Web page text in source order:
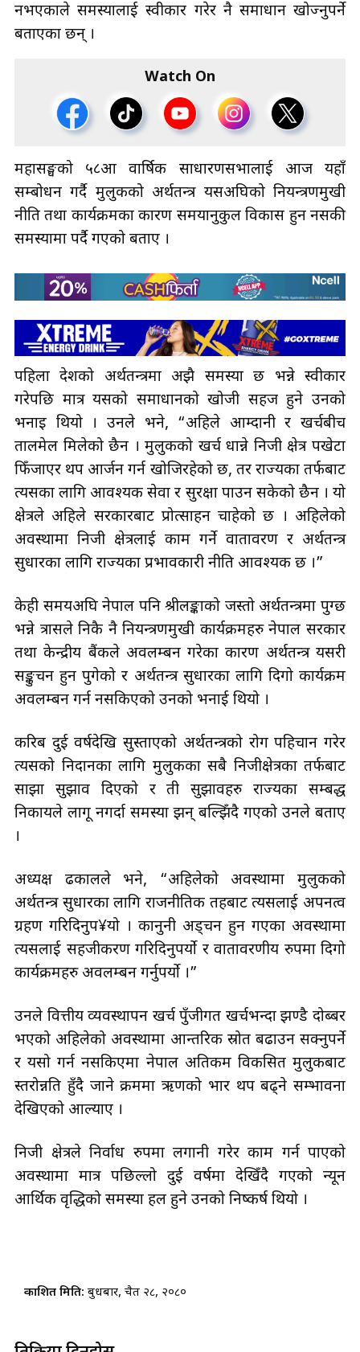
नभएकाले समस्यालाई स्वीकार गरेर नै समाधान खोज्नुपर्ने
बताएका छन् ।
Watch On
महासङ्घको ५८औँ वार्षिक साधारणसभालाई आज यहाँ
सम्बोधन गर्दै मुलुकको अर्थतन्त्र यसअघिको नियन्त्रणमुखी
नीति तथा कार्यक्रमका कारण समयानुकुल विकास हुन नसकी
समस्यामा पर्दै गएको बताए ।
पहिला देशको अर्थतन्त्रमा अझै समस्या छ भन्ने स्वीकार
गरेपछि मात्र यसको समाधानको खोजी सहज हुने उनको
भनाइ थियो । उनले भने, “अहिले आम्दानी र खर्चबीच
तालमेल मिलेको छैन । मुलुकको खर्च धान्ने निजी क्षेत्र पखेटा
फिँजाएर थप आर्जन गर्न खोजिरहेको छ, तर राज्यका तर्फबाट
त्यसका लागि आवश्यक सेवा र सुरक्षा पाउन सकेको छैन । यो
क्षेत्रले अहिले सरकारबाट प्रोत्साहन चाहेको छ । अहिलेको
अवस्थामा निजी क्षेत्रलाई काम गर्ने वातावरण र अर्थतन्त्र
सुधारका लागि राज्यका प्रभावकारी नीति आवश्यक छ ।”
केही समयअघि नेपाल पनि श्रीलङ्काको जस्तो अर्थतन्त्रमा पुग्छ
भन्ने त्रासले निकै नै नियन्त्रणमुखी कार्यक्रमहरु नेपाल सरकार
तथा केन्द्रीय बैंकले अवलम्बन गरेका कारण अर्थतन्त्र यसरी
सङ्कुचन हुन पुगेको र अर्थतन्त्र सुधारका लागि दिगो कार्यक्रम
अवलम्बन गर्न नसकिएको उनको भनाई थियो ।
करिब दुई वर्षदेखि सुस्ताएको अर्थतन्त्रको रोग पहिचान गरेर
त्यसको निदानका लागि मुलुकका सबै निजीक्षेत्रका तर्फबाट
साझा सुझाव दिएको र ती सुझावहरु राज्यका सम्बद्ध
निकायले लागू नगर्दा समस्या झन् बल्झिँदै गएको उनले बताए
।
अध्यक्ष ढकालले भने, “अहिलेको अवस्थामा मुलुकको
अर्थतन्त्र सुधारका लागि राजनीतिक तहबाट त्यसलाई अपनत्व
ग्रहण गरिदिनुप¥यो । कानुनी अड्चन हुन गएका अवस्थामा
त्यसलाई सहजीकरण गरिदिनुपर्यो र वातावरणीय रुपमा दिगो
कार्यक्रमहरु अवलम्बन गर्नुपर्यो ।”
उनले वित्तीय व्यवस्थापन खर्च पुँजीगत खर्चभन्दा झण्डै दोब्बर
भएको अहिलेको अवस्थामा आन्तरिक स्रोत बढाउन सक्नुपर्ने
र यसो गर्न नसकिएमा नेपाल अतिकम विकसित मुलुकबाट
स्तरोन्नति हुँदै जाने क्रममा ऋणको भार थप बढ्ने सम्भावना
देखिएको औँल्याए ।
निजी क्षेत्रले निर्वाध रुपमा लगानी गरेर काम गर्न पाएको
अवस्थामा मात्र पछिल्लो दुई वर्षमा देखिँदै गएको न्यून
आर्थिक वृद्धिको समस्या हल हुने उनको निष्कर्ष थियो ।
प्रकाशित मिति: बुधबार, चैत २८, २०८०